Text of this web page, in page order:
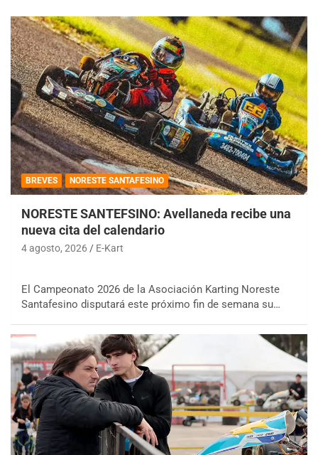
BREVES NORESTE SANTAFESINO
NORESTE SANTEFSINO: Avellaneda recibe una
nueva cita del calendario
4 agosto, 2026 E-Kart
El Campeonato 2026 de la Asociación Karting Noreste
Santafesino disputará este próximo fin de semana su…